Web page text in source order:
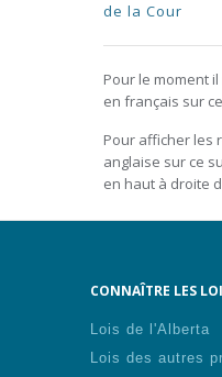
de la Cour
Pour le moment
en français sur
Pour afficher les
anglaise sur ce
en haut à droite
CONNAÎTRE LES
Lois de l'Alberta
Lois des autres